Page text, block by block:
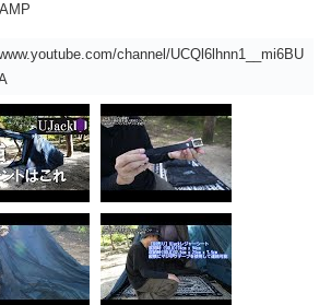
channel/UCQl6lhnn1__mi6BU